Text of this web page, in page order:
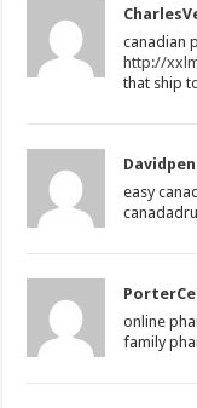
canadian
http://
that ship
Davidpen
easy
online
family